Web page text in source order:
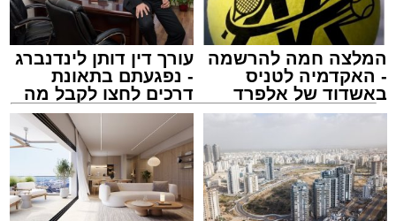
תוך להיערך מראש ולהיעזר בישומוני הניווט.
מאגף שירות וקשרי קהילה בנתיבי ישראל נמסר כי
הם מתנצלים על אי-הנוחות הזמנית ומודים לציבור
על הסבלנות, וכי ניתן לקבל פרטים נוספים באתר
החברה בכתובתhttps://www.iroads.co.il
.
מעוניינים להגיב? לדווח ? צרו איתנו קשר במייל -
ASHDODS@ISNET.CO.IL
שוק הים באשדוד
מערכת האתר / 18:15 06.08.26
המלצה חמה להרשמה
- האקדמיה לטניס
קריאולנסקי - לילדים
עורך דין דותן לינדנברג
- נפגעתם בתאונת
דרכים לחצו לקבל מה
שמגיע לכם